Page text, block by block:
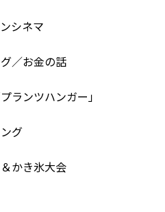
シネマ
／お金の話
ランツハンガー」
グ
かき氷大会